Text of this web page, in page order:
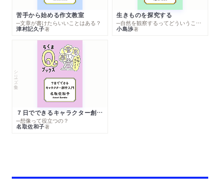
苦手から始める作文教室
─文章が書けたらいいことはある？
津村記久子著
生きものを探究する
─自然を観察するってどういうこと？
小島渉著
シリーズ・全集
７日でできるキャラクター創作入門
─想像って役立つの？
名取佐和子著